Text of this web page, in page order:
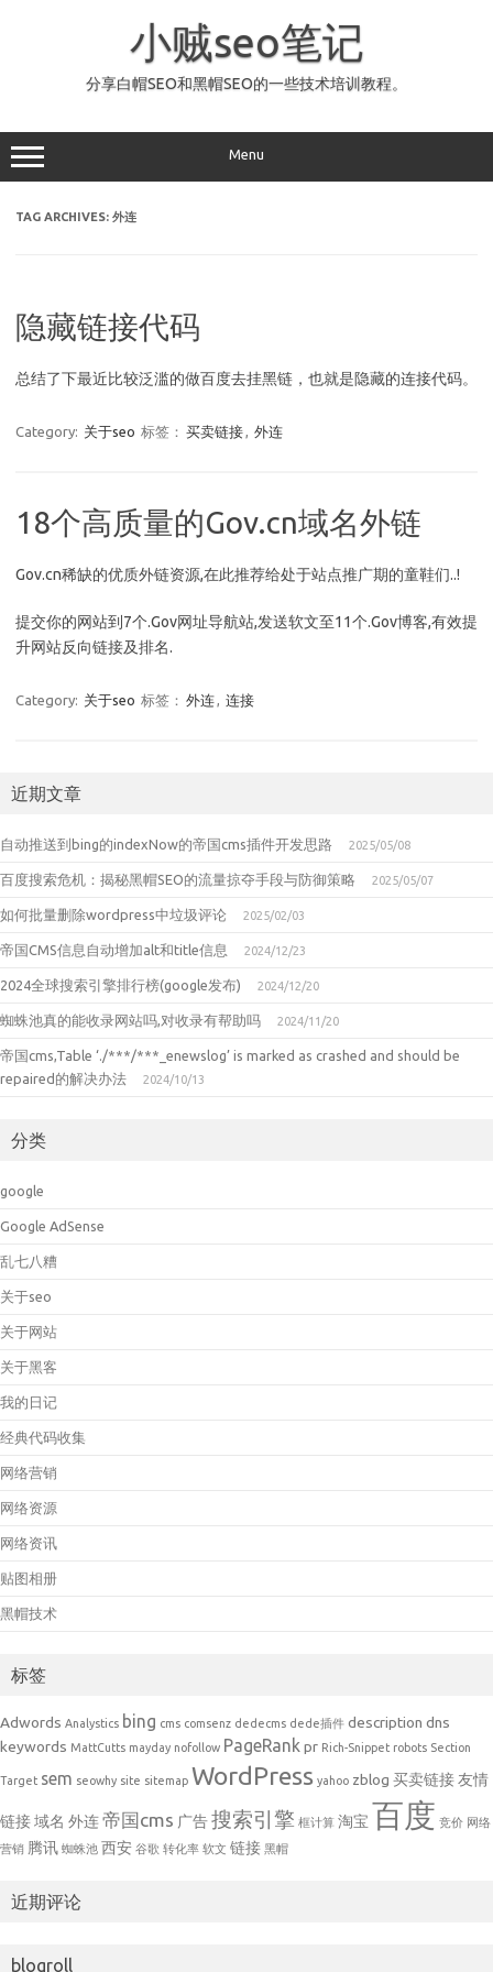
小贼seo笔记
分享白帽SEO和黑帽SEO的一些技术培训教程。
Menu
TAG ARCHIVES: 外连
隐藏链接代码
总结了下最近比较泛滥的做百度去挂黑链，也就是隐藏的连接代码。
Category: 关于seo 标签： 买卖链接, 外连
18个高质量的Gov.cn域名外链
Gov.cn稀缺的优质外链资源,在此推荐给处于站点推广期的童鞋们..!
提交你的网站到7个.Gov网址导航站,发送软文至11个.Gov博客,有效提
升网站反向链接及排名.
Category: 关于seo 标签： 外连, 连接
近期文章
自动推送到bing的indexNow的帝国cms插件开发思路 2025/05/08
百度搜索危机：揭秘黑帽SEO的流量掠夺手段与防御策略 2025/05/07
如何批量删除wordpress中垃圾评论 2025/02/03
帝国CMS信息自动增加alt和title信息 2024/12/23
2024全球搜索引擎排行榜(google发布) 2024/12/20
蜘蛛池真的能收录网站吗,对收录有帮助吗 2024/11/20
帝国cms,Table ‘./***/***_enewslog’ is marked as crashed and should be
repaired的解决办法
2024/10/13
分类
google
Google AdSense
乱七八糟
关于seo
关于网站
关于黑客
我的日记
经典代码收集
网络营销
网络资源
网络资讯
贴图相册
黑帽技术
标签
Adwords Analystics bing cms comsenz dedecms dede插件 description dns
keywords MattCutts mayday nofollow PageRank pr Rich-Snippet robots Section
Target sem seowhy site sitemap WordPress yahoo zblog 买卖链接友情
链接域名 外连帝国cms 广告搜索引擎 框计算 淘宝 百度 竞价 网络
营销 腾讯 蜘蛛池 西安 谷歌 转化率 软文 链接 黑帽
近期评论
blogroll